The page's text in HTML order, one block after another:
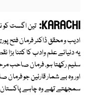
KARACHI: تین اگست کو
ادیب و محقق ڈاکٹر فرمان فتح
یہ دنیائے علم وادب کا کتنا
سلیم رکھتا ہو، فرمان صاحب
اور وہ بے شمار قارئین جو
سمجھتے تھے وہ چاہے پاکستان